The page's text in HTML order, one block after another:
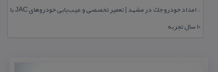
::
امداد خودرو جك در مشهد | تعمیر تخصصی و عیب‌یابی خودروهای JAC با
۱۰ سال تجربه